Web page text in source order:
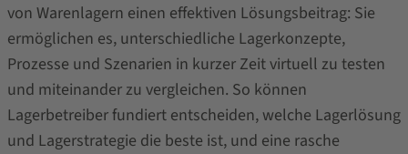
von Warenlagern einen effektiven Lösungsbeitrag: Sie
ermöglichen es, unterschiedliche Lagerkonzepte,
Prozesse und Szenarien in kurzer Zeit virtuell zu testen
und miteinander zu vergleichen. So können
Lagerbetreiber fundiert entscheiden, welche Lagerlösung
und Lagerstrategie die beste ist, und eine rasche